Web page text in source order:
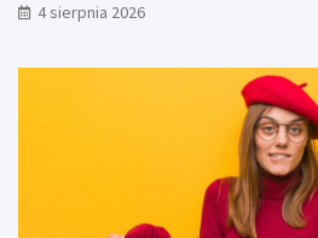
4 sierpnia 2026